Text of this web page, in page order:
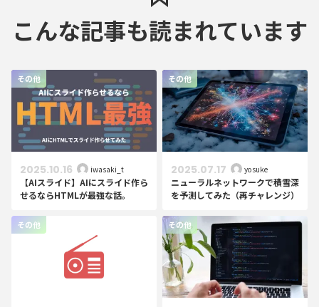
こんな記事も読まれています
その他
【AIスライド】AIにスライド作ら
せるならHTMLが最強な話。
2025.10.16 iwasaki_t
その他
ニューラルネットワークで積雪深
を予測してみた（再チャレンジ）
2025.07.17 yosuke
その他 その他